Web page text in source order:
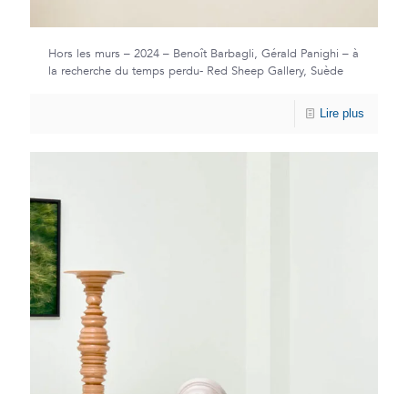
Hors les murs – 2024 – Benoît Barbagli, Gérald Panighi – à
la recherche du temps perdu- Red Sheep Gallery, Suède
Lire plus